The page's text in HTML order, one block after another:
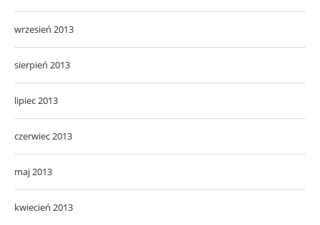
wrzesień 2013
sierpień 2013
lipiec 2013
czerwiec 2013
maj 2013
kwiecień 2013